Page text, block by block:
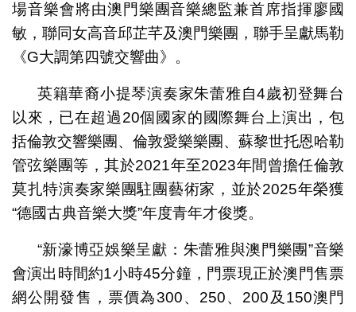
場音樂會將由澳門樂團音樂總監兼首席指揮廖國
敏，聯同女高音邱芷芊及澳門樂團，聯手呈獻馬勒
《G大調第四號交響曲》。
英籍華裔小提琴演奏家朱蕾雅自4歲初登舞台
以來，已在超過20個國家的國際舞台上演出，包
括倫敦交響樂團、倫敦愛樂樂團、蘇黎世托恩哈勒
管弦樂團等，其於2021年至2023年間曾擔任倫敦
莫扎特演奏家樂團駐團藝術家，並於2025年榮獲
“德國古典音樂大獎”年度青年才俊獎。
“新濠博亞娛樂呈獻：朱蕾雅與澳門樂團”音樂
會演出時間約1小時45分鐘，門票現正於澳門售票
網公開發售，票價為300、250、200及150澳門